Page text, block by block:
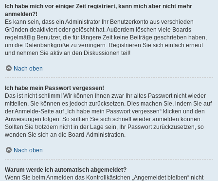
Ich habe mich vor einiger Zeit registriert, kann mich aber nicht mehr
anmelden?!
Es kann sein, dass ein Administrator Ihr Benutzerkonto aus verschieden
Gründen deaktiviert oder gelöscht hat. Außerdem löschen viele Boards
regelmäßig Benutzer, die für längere Zeit keine Beiträge geschrieben haben,
um die Datenbankgröße zu verringern. Registrieren Sie sich einfach erneut
und nehmen Sie aktiv an den Diskussionen teil!
Nach oben
Ich habe mein Passwort vergessen!
Das ist nicht schlimm! Wir können Ihnen zwar Ihr altes Passwort nicht wieder
mitteilen, Sie können es jedoch zurücksetzen. Dies machen Sie, indem Sie auf
der Anmelde-Seite auf „Ich habe mein Passwort vergessen“ klicken und den
Anweisungen folgen. So sollten Sie sich schnell wieder anmelden können.
Sollten Sie trotzdem nicht in der Lage sein, Ihr Passwort zurückzusetzen, so
wenden Sie sich an die Board-Administration.
Nach oben
Warum werde ich automatisch abgemeldet?
Wenn Sie beim Anmelden das Kontrollkästchen „Angemeldet bleiben“ nicht